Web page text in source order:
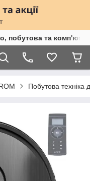
побутова та
Побутова техніка